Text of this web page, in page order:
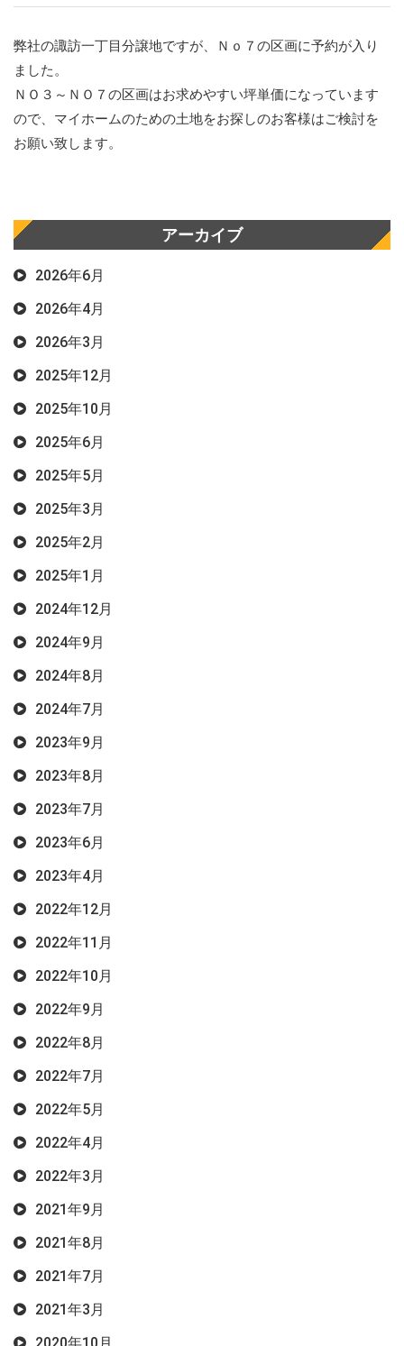
弊社の諏訪一丁目分譲地ですが、Ｎｏ７の区画に予約が入り
ました。
ＮＯ３～ＮＯ７の区画はお求めやすい坪単価になっています
ので、マイホームのための土地をお探しのお客様はご検討を
お願い致します。
アーカイブ
2026年6月
2026年4月
2026年3月
2025年12月
2025年10月
2025年6月
2025年5月
2025年3月
2025年2月
2025年1月
2024年12月
2024年9月
2024年8月
2024年7月
2023年9月
2023年8月
2023年7月
2023年6月
2023年4月
2022年12月
2022年11月
2022年10月
2022年9月
2022年8月
2022年7月
2022年5月
2022年4月
2022年3月
2021年9月
2021年8月
2021年7月
2021年3月